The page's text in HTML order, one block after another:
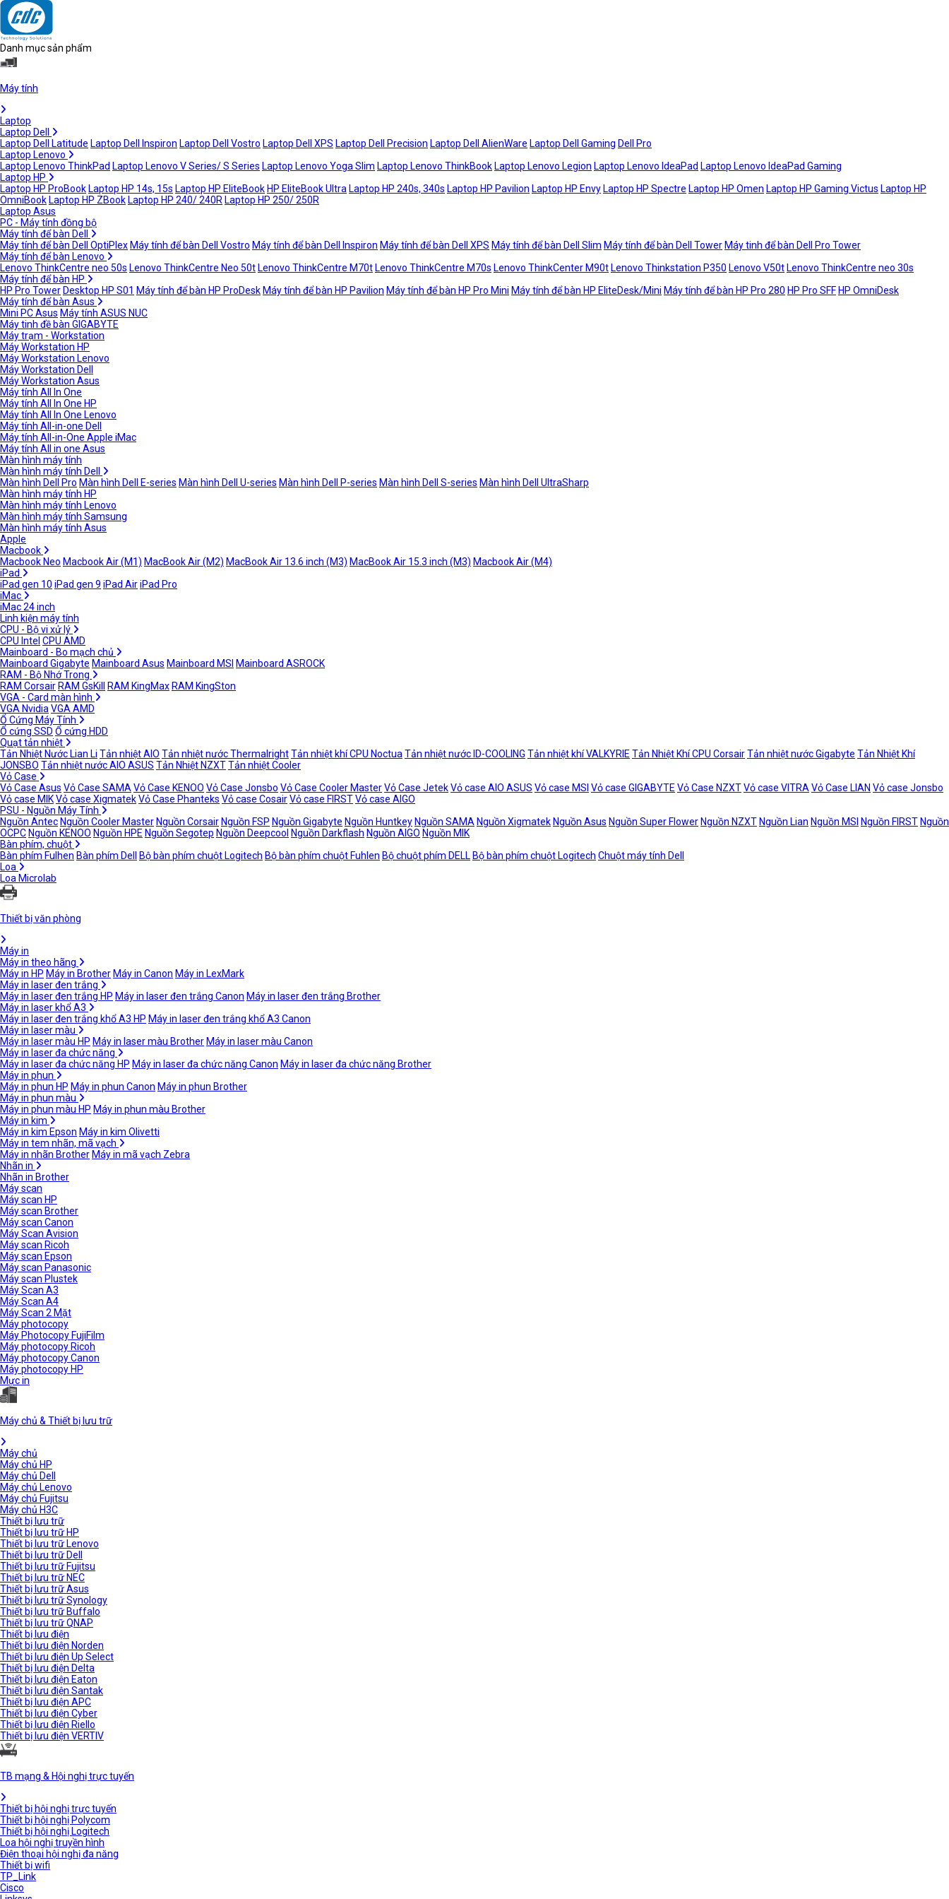
Danh mục sản phẩm
Máy tính
Laptop
Laptop Dell
Laptop Dell Latitude Laptop Dell Inspiron Laptop Dell Vostro Laptop Dell XPS Laptop Dell Precision Laptop Dell AlienWare Laptop Dell Gaming Dell Pro
Laptop Lenovo
Laptop Lenovo ThinkPad Laptop Lenovo V Series/ S Series Laptop Lenovo Yoga Slim Laptop Lenovo ThinkBook Laptop Lenovo Legion Laptop Lenovo IdeaPad Laptop Lenovo IdeaPad Gaming
Laptop HP
Laptop HP ProBook Laptop HP 14s, 15s Laptop HP EliteBook HP EliteBook Ultra Laptop HP 240s, 340s Laptop HP Pavilion Laptop HP Envy Laptop HP Spectre Laptop HP Omen Laptop HP Gaming Victus Laptop HP
OmniBook Laptop HP ZBook Laptop HP 240/ 240R Laptop HP 250/ 250R
Laptop Asus
PC - Máy tính đồng bộ
Máy tính để bàn Dell
Máy tính để bàn Dell OptiPlex Máy tính để bàn Dell Vostro Máy tính để bàn Dell Inspiron Máy tính để bàn Dell XPS Máy tính để bàn Dell Slim Máy tính để bàn Dell Tower Máy tinh để bàn Dell Pro Tower
Máy tính để bàn Lenovo
Lenovo ThinkCentre neo 50s Lenovo ThinkCentre Neo 50t Lenovo ThinkCentre M70t Lenovo ThinkCentre M70s Lenovo ThinkCenter M90t Lenovo Thinkstation P350 Lenovo V50t Lenovo ThinkCentre neo 30s
Máy tính để bàn HP
HP Pro Tower Desktop HP S01 Máy tính để bàn HP ProDesk Máy tính để bàn HP Pavilion Máy tính để bàn HP Pro Mini Máy tính để bàn HP EliteDesk/Mini Máy tính để bàn HP Pro 280 HP Pro SFF HP OmniDesk
Máy tính để bàn Asus
Mini PC Asus Máy tính ASUS NUC
Máy tinh đề bàn GIGABYTE
Máy trạm - Workstation
Máy Workstation HP
Máy Workstation Lenovo
Máy Workstation Dell
Máy Workstation Asus
Máy tính All In One
Máy tính All In One HP
Máy tính All In One Lenovo
Máy tính All-in-one Dell
Máy tính All-in-One Apple iMac
Máy tính All in one Asus
Màn hình máy tính
Màn hình máy tính Dell
Màn hình Dell Pro Màn hình Dell E-series Màn hình Dell U-series Màn hình Dell P-series Màn hình Dell S-series Màn hình Dell UltraSharp
Màn hình máy tính HP
Màn hình máy tính Lenovo
Màn hình máy tính Samsung
Màn hình máy tính Asus
Apple
Macbook
Macbook Neo Macbook Air (M1) MacBook Air (M2) MacBook Air 13.6 inch (M3) MacBook Air 15.3 inch (M3) Macbook Air (M4)
iPad
iPad gen 10 iPad gen 9 iPad AiriPad Pro
iMac
iMac 24 inch
Linh kiện máy tính
CPU - Bộ vi xử lý
CPU Intel CPU AMD
Mainboard - Bo mạch chủ
Mainboard Gigabyte Mainboard Asus Mainboard MSI Mainboard ASROCK
RAM - Bộ Nhớ Trong
RAM Corsair RAM GsKill RAM KingMax RAM KingSton
VGA - Card màn hình
VGA Nvidia VGA AMD
Ổ Cứng Máy Tính
Ổ cứng SSD Ổ cứng HDD
Quạt tản nhiệt
Tản Nhiệt Nước Lian Li Tản nhiệt AIO Tản nhiệt nước ThermalrightTản nhiệt khí CPU Noctua Tản nhiệt nước ID-COOLING Tản nhiệt khí VALKYRIE Tản Nhiệt Khí CPU CorsairTản nhiệt nước Gigabyte Tản Nhiệt Khí
JONSBO Tản nhiệt nước AIO ASUS Tản Nhiệt NZXTTản nhiệt Cooler
Vỏ Case
Vỏ Case Asus Vỏ Case SAMA Vỏ Case KENOO Vỏ Case Jonsbo Vỏ Case Cooler MasterVỏ Case JetekVỏ case AIO ASUS Vỏ case MSI Vỏ case GIGABYTE Vỏ Case NZXTVỏ case VITRA Vỏ Case LIAN Vỏ case Jonsbo
Vỏ case MIKVỏ case XigmatekVỏ Case Phanteks Vỏ case CosairVỏ case FIRSTVỏ case AIGO
PSU - Nguồn Máy Tính
Nguồn Antec Nguồn Cooler Master Nguồn Corsair Nguồn FSP Nguồn Gigabyte Nguồn Huntkey Nguồn SAMA Nguồn Xigmatek Nguồn Asus Nguồn Super Flower Nguồn NZXT Nguồn Lian Nguồn MSI Nguồn FIRST Nguồn
OCPC Nguồn KENOO Nguồn HPE Nguồn Segotep Nguồn Deepcool Nguồn Darkflash Nguồn AIGO Nguồn MIK
Bàn phím, chuột
Bàn phím Fulhen Bàn phím Dell Bộ bàn phím chuột Logitech Bộ bàn phím chuột Fuhlen Bộ chuột phím DELL Bộ bàn phím chuột Logitech Chuột máy tính Dell
Loa
Loa Microlab
Thiết bị văn phòng
Máy in
Máy in theo hãng
Máy in HP Máy in Brother Máy in Canon Máy in LexMark
Máy in laser đen trắng
Máy in laser đen trắng HP Máy in laser đen trắng Canon Máy in laser đen trắng Brother
Máy in laser khổ A3
Máy in laser đen trắng khổ A3 HP Máy in laser đen trắng khổ A3 Canon
Máy in laser màu
Máy in laser màu HP Máy in laser màu Brother Máy in laser màu Canon
Máy in laser đa chức năng
Máy in laser đa chức năng HP Máy in laser đa chức năng Canon Máy in laser đa chức năng Brother
Máy in phun
Máy in phun HP Máy in phun Canon Máy in phun Brother
Máy in phun màu
Máy in phun màu HP Máy in phun màu Brother
Máy in kim
Máy in kim Epson Máy in kim Olivetti
Máy in tem nhãn, mã vạch
Máy in nhãn Brother Máy in mã vạch Zebra
Nhãn in
Nhãn in Brother
Máy scan
Máy scan HP
Máy scan Brother
Máy scan Canon
Máy Scan Avision
Máy scan Ricoh
Máy scan Epson
Máy scan Panasonic
Máy scan Plustek
Máy Scan A3
Máy Scan A4
Máy Scan 2 Mặt
Máy photocopy
Máy Photocopy FujiFilm
Máy photocopy Ricoh
Máy photocopy Canon
Máy photocopy HP
Mực in
Máy chủ & Thiết bị lưu trữ
Máy chủ
Máy chủ HP
Máy chủ Dell
Máy chủ Lenovo
Máy chủ Fujitsu
Máy chủ H3C
Thiết bị lưu trữ
Thiết bị lưu trữ HP
Thiết bị lưu trữ Lenovo
Thiết bị lưu trữ Dell
Thiết bị lưu trữ Fujitsu
Thiết bị lưu trữ NEC
Thiết bị lưu trữ Asus
Thiết bị lưu trữ Synology
Thiết bị lưu trữ Buffalo
Thiết bị lưu trữ QNAP
Thiết bị lưu điện
Thiết bị lưu điện Norden
Thiết bị lưu điện Up Select
Thiết bị lưu điện Delta
Thiết bị lưu điện Eaton
Thiết bị lưu điện Santak
Thiết bị lưu điện APC
Thiết bị lưu điện Cyber
Thiết bị lưu điện Riello
Thiết bị lưu điện VERTIV
TB mạng & Hội nghị trực tuyến
Thiết bị hội nghị trực tuyến
Thiết bị hội nghị Polycom
Thiết bị hội nghị Logitech
Loa hội nghị truyền hình
Điện thoại hội nghị đa năng
Thiết bị wifi
TP_Link
Cisco